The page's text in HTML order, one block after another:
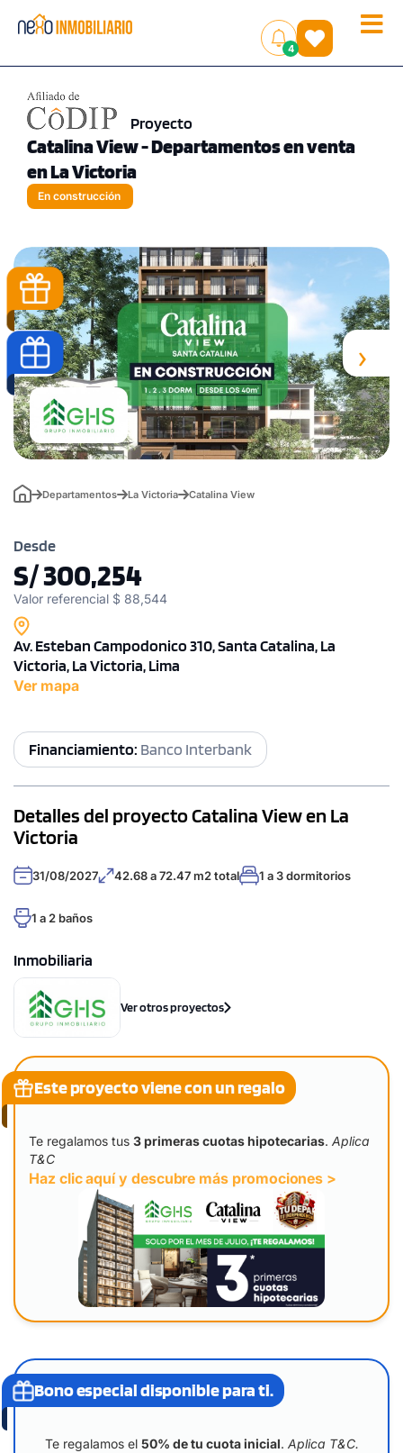
Toggle
4
()
Proyecto
Catalina View - Departamentos en venta
en La Victoria
En construcción
‹ ›
Departamentos La Victoria Catalina View
Desde
S/ 300,254
Valor referencial $ 88,544
Av. Esteban Campodonico 310, Santa Catalina, La
Victoria, La Victoria, Lima
Ver mapa
Financiamiento: Banco Interbank
Detalles del proyecto Catalina View en La
Victoria
31/08/2027 42.68 a 72.47 m2 total 1 a 3 dormitorios
1 a 2 baños
Inmobiliaria
Ver otros proyectos
Te regalamos tus 3 primeras cuotas hipotecarias. Aplica
T&C
Haz clic aquí y descubre más promociones >
Este proyecto viene con un regalo
Te regalamos el 50% de tu cuota inicial. Aplica T&C.
Bono especial disponible para ti.